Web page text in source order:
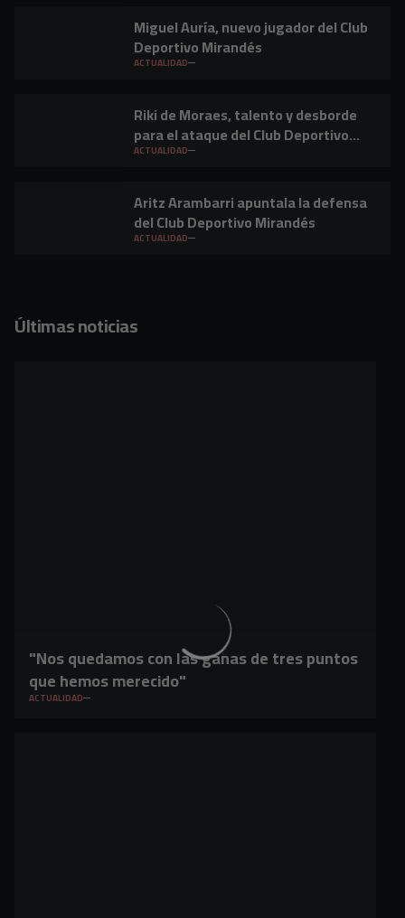
Miguel Auría, nuevo jugador del Club
Deportivo Mirandés
ACTUALIDAD
Riki de Moraes, talento y desborde
para el ataque del Club Deportivo
Mirandés
ACTUALIDAD
Aritz Arambarri apuntala la defensa
del Club Deportivo Mirandés
ACTUALIDAD
Últimas noticias
"Nos quedamos con las ganas de tres puntos
que hemos merecido"
ACTUALIDAD